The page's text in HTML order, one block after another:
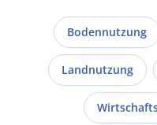
Bodennutzung
Landnutzung